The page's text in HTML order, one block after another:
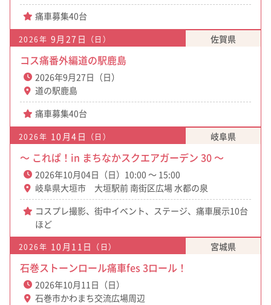
痛車募集40台
2026年 9月27日 （日） 佐賀県
コス痛番外編道の駅鹿島
2026年9月27日（日）
道の駅鹿島
痛車募集40台
2026年 10月4日 （日） 岐阜県
～ これぱ！in まちなかスクエアガーデン 30 ～
2026年10月04日（日）10:00 ～ 15:00
岐阜県大垣市 大垣駅前 南街区広場 水都の泉
コスプレ撮影、街中イベント、ステージ、痛車展示10台
ほど
2026年 10月11日 （日） 宮城県
石巻ストーンロール痛車fes 3ロール！
2026年10月11日（日）
石巻市かわまち交流広場周辺